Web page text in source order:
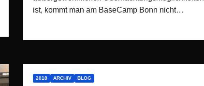
ist, kommt man am BaseCamp Bonn nicht…
2018 ARCHIV BLOG